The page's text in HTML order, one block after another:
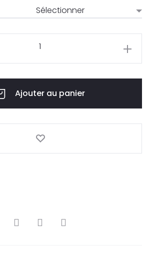
Ajouter au panier